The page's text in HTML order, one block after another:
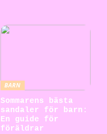
BARN
Sommarens bästa
sandaler för barn:
En guide för
föräldrar